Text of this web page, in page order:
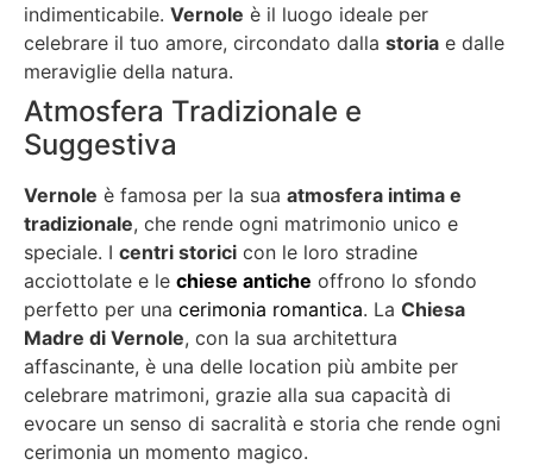
indimenticabile. Vernole è il luogo ideale per
celebrare il tuo amore, circondato dalla storia e dalle
meraviglie della natura.
Atmosfera Tradizionale e
Suggestiva
Vernole è famosa per la sua atmosfera intima e
tradizionale, che rende ogni matrimonio unico e
speciale. I centri storici con le loro stradine
acciottolate e le chiese antiche offrono lo sfondo
perfetto per una cerimonia romantica. La Chiesa
Madre di Vernole, con la sua architettura
affascinante, è una delle location più ambite per
celebrare matrimoni, grazie alla sua capacità di
evocare un senso di sacralità e storia che rende ogni
cerimonia un momento magico.